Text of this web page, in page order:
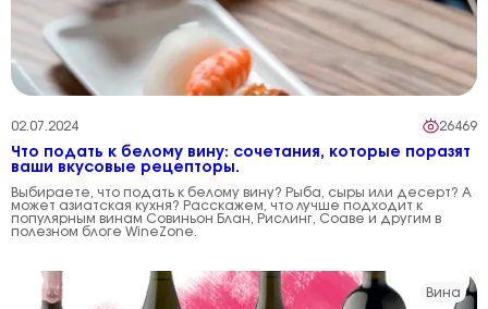
02.07.2024 26469
Что подать к белому вину: сочетания, которые поразят
ваши вкусовые рецепторы.
Выбираете, что подать к белому вину? Рыба, сыры или десерт? А
может азиатская кухня? Расскажем, что лучше подходит к
популярным винам Совиньон Блан, Рислинг, Соаве и другим в
полезном блоге WineZone.
Вина